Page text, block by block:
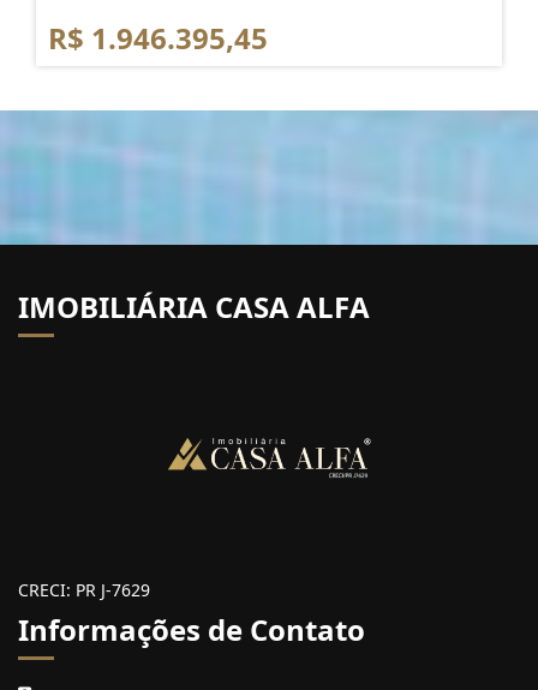
R$ 1.946.395,45
IMOBILIÁRIA CASA ALFA
CRECI: PR J-7629
Informações de Contato